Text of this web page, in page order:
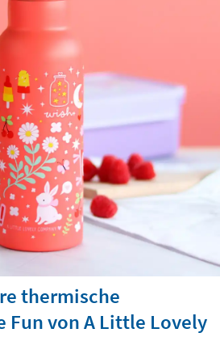
thermische
Fun von A Little Lovely